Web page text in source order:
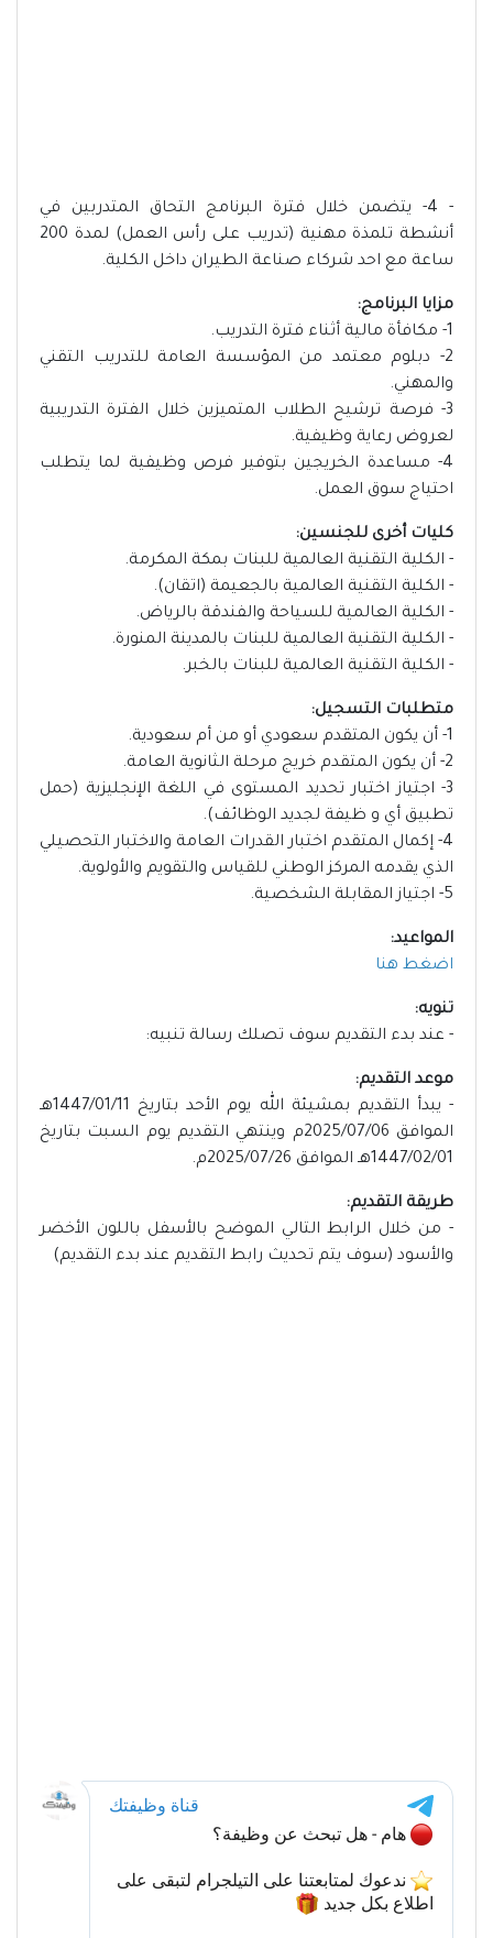
- 4- يتضمن خلال فترة البرنامج التحاق المتدربين في
أنشطة تلمذة مهنية (تدريب على رأس العمل) لمدة 200
ساعة مع احد شركاء صناعة الطيران داخل الكلية.
مزايا البرنامج:
1- مكافأة مالية أثناء فترة التدريب.
2- دبلوم معتمد من المؤسسة العامة للتدريب التقني
والمهني.
3- فرصة ترشيح الطلاب المتميزين خلال الفترة التدريبية
لعروض رعاية وظيفية.
4- مساعدة الخريجين بتوفير فرص وظيفية لما يتطلب
احتياج سوق العمل.
كليات أخرى للجنسين:
- الكلية التقنية العالمية للبنات بمكة المكرمة.
- الكلية التقنية العالمية بالجعيمة (اتقان).
- الكلية العالمية للسياحة والفندقة بالرياض.
- الكلية التقنية العالمية للبنات بالمدينة المنورة.
- الكلية التقنية العالمية للبنات بالخبر.
متطلبات التسجيل:
1- أن يكون المتقدم سعودي أو من أم سعودية.
2- أن يكون المتقدم خريج مرحلة الثانوية العامة.
3- اجتياز اختبار تحديد المستوى في اللغة الإنجليزية (حمل
تطبيق أي و ظيفة لجديد الوظائف).
4- إكمال المتقدم اختبار القدرات العامة والاختبار التحصيلي
الذي يقدمه المركز الوطني للقياس والتقويم والأولوية.
5- اجتياز المقابلة الشخصية.
المواعيد:
اضغط هنا
تنويه:
- عند بدء التقديم سوف تصلك رسالة تنبيه:
موعد التقديم:
- يبدأ التقديم بمشيئة الله يوم الأحد بتاريخ 1447/01/11هـ
الموافق 2025/07/06م وينتهي التقديم يوم السبت بتاريخ
1447/02/01هـ الموافق 2025/07/26م.
طريقة التقديم:
- من خلال الرابط التالي الموضح بالأسفل باللون الأخضر
والأسود (سوف يتم تحديث رابط التقديم عند بدء التقديم)